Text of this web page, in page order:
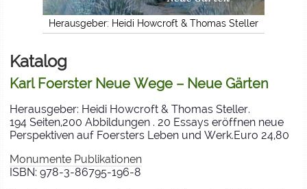
Herausgeber: Heidi Howcroft & Thomas Steller
Katalog
Karl Foerster Neue Wege – Neue Gärten
Herausgeber: Heidi Howcroft & Thomas Steller.
194 Seiten,200 Abbildungen . 20 Essays eröffnen neue
Perspektiven auf Foersters Leben und Werk.Euro 24,80
Monumente Publikationen
ISBN: 978-3-86795-196-8